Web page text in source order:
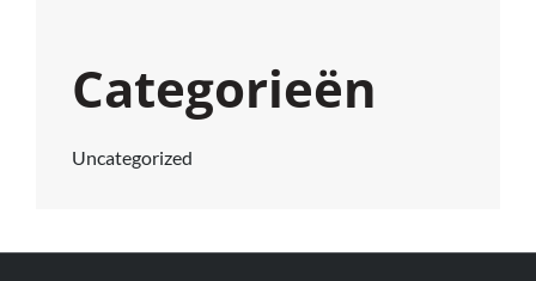
Categorieën
Uncategorized